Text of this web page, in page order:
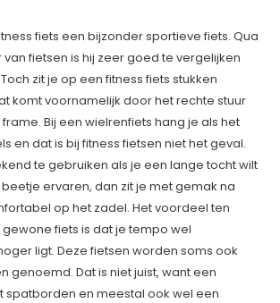
fiets een bijzonder sportieve fiets. Qua
fietsen is hij zeer goed te vergelijken
zit je op een fitness fiets stukken
komt voornamelijk door het rechte stuur
Bij een wielrenfiets hang je als het
en dat is bij fitness fietsen niet het geval.
te gebruiken als je een lange tocht wilt
ervaren, dan zit je met gemak na
op het zadel. Het voordeel ten
fiets is dat je tempo wel
ligt. Deze fietsen worden soms ook
genoemd. Dat is niet juist, want een
spatborden en meestal ook wel een